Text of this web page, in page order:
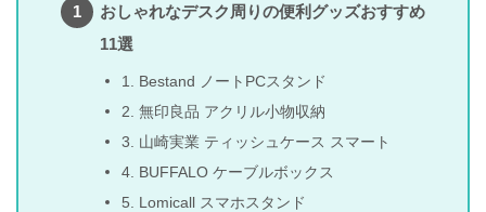
おしゃれなデスク周りの便利グッズおすすめ
11選
1. Bestand ノートPCスタンド
2. 無印良品 アクリル小物収納
3. 山崎実業 ティッシュケース スマート
4. BUFFALO ケーブルボックス
5. Lomicall スマホスタンド